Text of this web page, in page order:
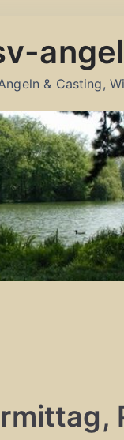
& Casting,